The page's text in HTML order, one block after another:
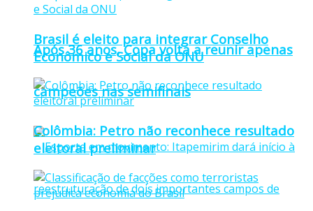
Após 36 anos, Copa volta a reunir apenas
campeões nas semifinais
Brasil é eleito para integrar Conselho
Econômico e Social da ONU
Colômbia: Petro não reconhece resultado
eleitoral preliminar